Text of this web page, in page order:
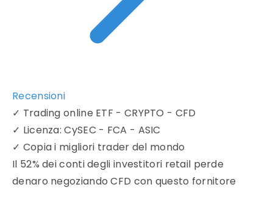
Recensioni
✓ Trading online ETF - CRYPTO - CFD
✓ Licenza: CySEC - FCA - ASIC
✓ Copia i migliori trader del mondo
Il 52% dei conti degli investitori retail perde
denaro negoziando CFD con questo fornitore